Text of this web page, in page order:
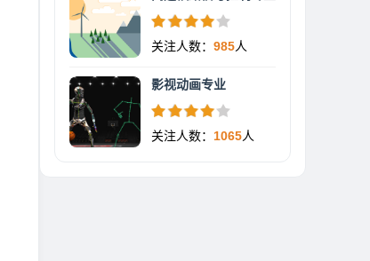
关注人数： 985人
影视动画专业
关注人数： 1065人